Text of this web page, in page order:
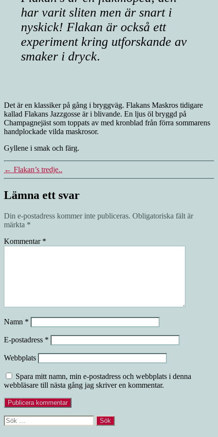
har varit sliten men är snart i
nyskick! Flakan är också ett
experiment kring utforskande av
smaker i dryck.
Det är en klassiker på gång i bryggväg. Flakans Maskros tidigare
kallad Flakans Jazzgosse är i blivande. En ljus öl bryggd på
Champagnejäst som toppats av med kronblad från förra sommarens
handplockade vilda maskrosor.
Gyllene i smak och färg.
← Flakan’s tredje..
Lämna ett svar
Din e-postadress kommer inte publiceras. Obligatoriska fält är
märkta *
Kommentar *
Namn *
E-postadress *
Webbplats
Spara mitt namn, min e-postadress och webbplats i denna
webbläsare till nästa gång jag skriver en kommentar.
Sök
efter: